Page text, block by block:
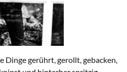
Dinge gerührt, gerollt, gebacken,